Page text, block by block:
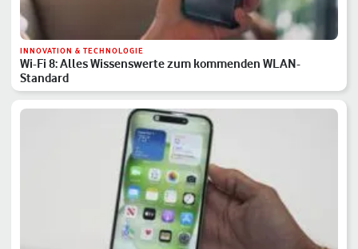
INNOVATION & TECHNOLOGIE
Wi-Fi 8: Alles Wissenswerte zum kommenden WLAN-
Standard